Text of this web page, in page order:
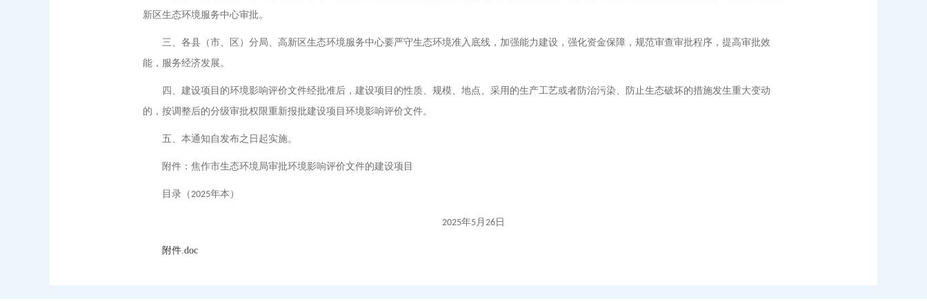
新区生态环境服务中心审批。
三、各县（市、区）分局、高新区生态环境服务中心要严守生态环境准入底线，加强能力建设，强化资金保障，规范审查审批程序，提高审批效
能，服务经济发展。
四、建设项目的环境影响评价文件经批准后，建设项目的性质、规模、地点、采用的生产工艺或者防治污染、防止生态破坏的措施发生重大变动
的，按调整后的分级审批权限重新报批建设项目环境影响评价文件。
五、本通知自发布之日起实施。
附件：焦作市生态环境局审批环境影响评价文件的建设项目
目录（2025年本）
2025年5月 26日
附件.doc